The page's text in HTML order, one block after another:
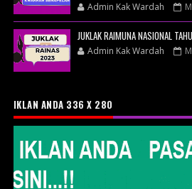
Admin Kak Wardah
JUKLAK RAIMUNA NASIONAL
Admin Kak Wardah
IKLAN ANDA 336 X 280